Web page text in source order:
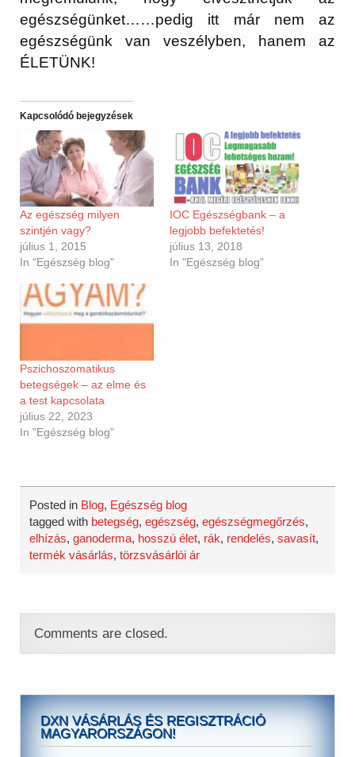
egészségünket……pedig itt már nem az
egészségünk van veszélyben, hanem az
ÉLETÜNK!
Kapcsolódó bejegyzések
Az egészség milyen
szintjén vagy?
július 1, 2015
In "Egészség blog"
IOC Egészségbank – a
legjobb befektetés!
július 13, 2018
In "Egészség blog"
Pszichoszomatikus
betegségek – az elme és
a test kapcsolata
július 22, 2023
In "Egészség blog"
Posted in Blog, Egészség blog
tagged with betegség,egészség,egészségmegőrzés,
elhízás,ganoderma, hosszú élet, rák, rendelés,savasít,
termék vásárlás,törzsvásárlói ár
Comments are closed.
DXN VÁSÁRLÁS ÉS REGISZTRÁCIÓ
MAGYARORSZÁGON!